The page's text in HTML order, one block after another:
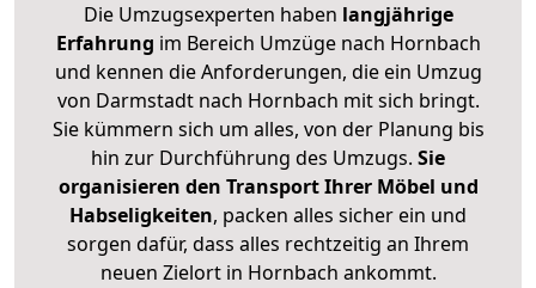
Die Umzugsexperten haben langjährige
Erfahrung im Bereich Umzüge nach Hornbach
und kennen die Anforderungen, die ein Umzug
von Darmstadt nach Hornbach mit sich bringt.
Sie kümmern sich um alles, von der Planung bis
hin zur Durchführung des Umzugs. Sie
organisieren den Transport Ihrer Möbel und
Habseligkeiten, packen alles sicher ein und
sorgen dafür, dass alles rechtzeitig an Ihrem
neuen Zielort in Hornbach ankommt.